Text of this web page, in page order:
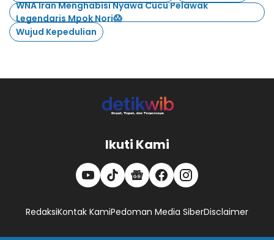
WNA Iran Menghabisi Nyawa Cucu Pelawak
Legendaris Mpok Nori😱
Wujud Kepedulian
Ikuti Kami
RedaksiKontak KamiPedoman Media SiberDisclaimer